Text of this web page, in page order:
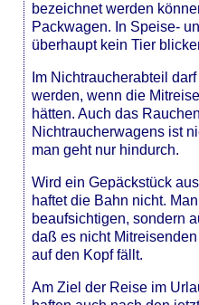
bezeichnet werden
Packwagen. In Speise-
überhaupt kein Tier
Im Nichtraucherabteil
werden, wenn die
hätten. Auch das
Nichtraucherwagens ist
man geht nur hindurch.
Wird ein Gepäckstück
haftet die Bahn nicht.
beaufsichtigen, sondern
daß es nicht
auf den Kopf fällt.
Am Ziel der Reise im